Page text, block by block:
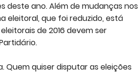
deste ano. Além de mudanças nos
eleitoral, que foi reduzido, está
de 2016 devem ser
quiser disputar as eleições